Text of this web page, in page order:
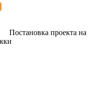
Постановка проекта на